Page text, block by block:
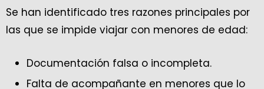
Se han identificado tres razones principales por
las que se impide viajar con menores de edad:
Documentación falsa o incompleta.
Falta de acompañante en menores que lo